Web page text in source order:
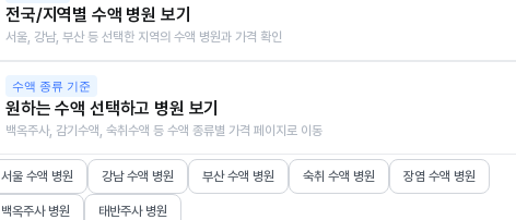
전국/지역별 수액 병원 보기
서울, 강남, 부산 등 선택한 지역의 수액 병원과 가격 확인
수액 종류 기준
원하는 수액 선택하고 병원 보기
백옥주사, 감기수액, 숙취수액 등 수액 종류별 가격 페이지로 이동
서울 수액 병원 강남 수액 병원 부산 수액 병원 숙취 수액 병원 장염 수액 병원
백옥주사 병원 태반주사 병원